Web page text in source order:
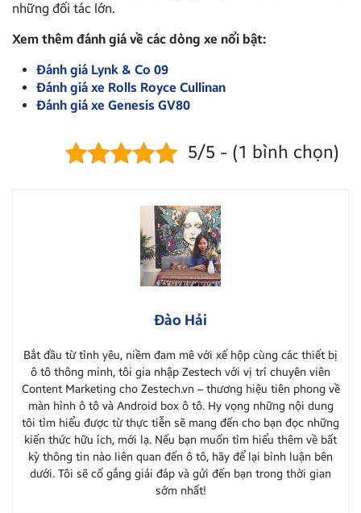
những đối tác lớn.
Xem thêm đánh giá về các dòng xe nổi bật:
Đánh giá Lynk & Co 09
Đánh giá xe Rolls Royce Cullinan
Đánh giá xe Genesis GV80
5/5 - (1 bình chọn)
Đào Hải
Bắt đầu từ tình yêu, niềm đam mê với xế hộp cùng các thiết bị
ô tô thông minh, tôi gia nhập Zestech với vị trí chuyên viên
Content Marketing cho Zestech.vn – thương hiệu tiên phong về
màn hình ô tô và Android box ô tô. Hy vọng những nội dung
tôi tìm hiểu được từ thực tiễn sẽ mang đến cho bạn đọc những
kiến thức hữu ích, mới lạ. Nếu bạn muốn tìm hiểu thêm về bất
kỳ thông tin nào liên quan đến ô tô, hãy để lại bình luận bên
dưới. Tôi sẽ cố gắng giải đáp và gửi đến bạn trong thời gian
sớm nhất!